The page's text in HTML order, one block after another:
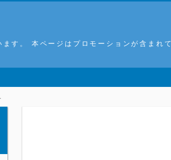
す。 本ページはプロモーションが含まれて